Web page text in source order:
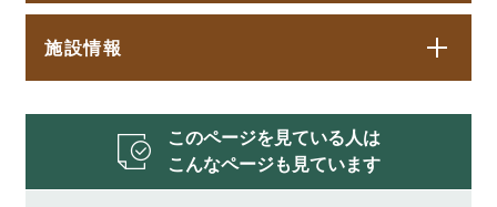
施設情報
このページを見ている人は
こんなページも見ています